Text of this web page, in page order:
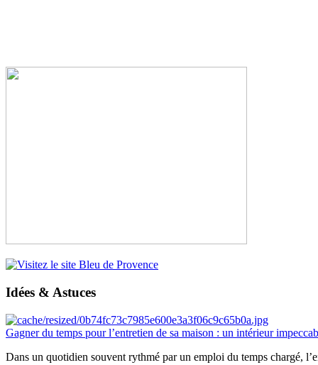
Idées & Astuces
Gagner du temps pour l’entretien de sa maison : un intérieur
Dans un quotidien souvent rythmé par un emploi du temps chargé,